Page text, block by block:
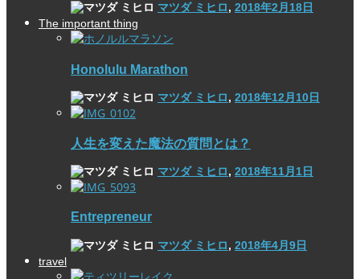
マツダ ミヒロ, 2018年2月18日
The important thing
Honolulu Marathon
マツダ ミヒロ, 2018年12月10日
人生を変えた魔法の質問とは？
マツダ ミヒロ, 2018年11月1日
Entrepreneur
マツダ ミヒロ, 2018年4月9日
travel